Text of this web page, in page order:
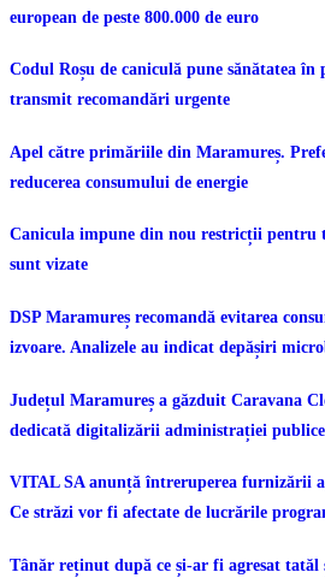
european de peste 800.000 de euro
Codul Roșu de caniculă pune sănătatea
transmit recomandări urgente
Apel către primăriile din Maramureș.
reducerea consumului de energie
Canicula impune din nou restricții pentru
sunt vizate
DSP Maramureș recomandă evitarea
izvoare. Analizele au indicat depășiri
Județul Maramureș a găzduit Caravana
dedicată digitalizării administrației
VITAL SA anunță întreruperea furnizării
Ce străzi vor fi afectate de lucrările
Tânăr reținut după ce și-ar fi agresat